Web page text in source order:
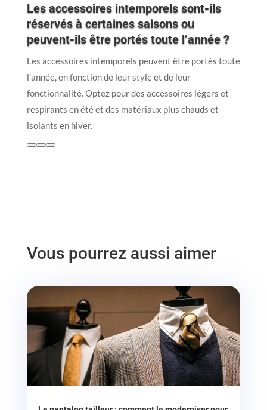
Les accessoires intemporels sont-ils
réservés à certaines saisons ou
peuvent-ils être portés toute l’année ?
Les accessoires intemporels peuvent être portés toute
l’année, en fonction de leur style et de leur
fonctionnalité. Optez pour des accessoires légers et
respirants en été et des matériaux plus chauds et
isolants en hiver.
Vous pourrez aussi aimer